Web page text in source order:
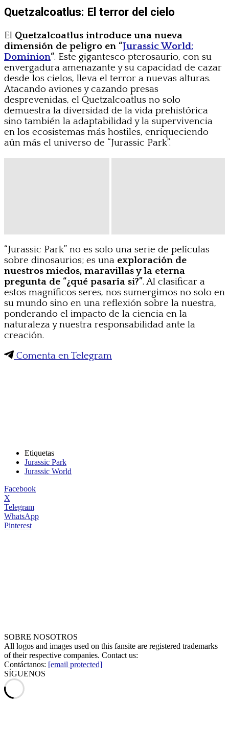
Quetzalcoatlus: El terror del cielo
El Quetzalcoatlus introduce una nueva
dimensión de peligro en “Jurassic World:
Dominion“. Este gigantesco pterosaurio, con su
envergadura amenazante y su capacidad de cazar
desde los cielos, lleva el terror a nuevas alturas.
Atacando aviones y cazando presas
desprevenidas, el Quetzalcoatlus no solo
demuestra la diversidad de la vida prehistórica
sino también la adaptabilidad y la supervivencia
en los ecosistemas más hostiles, enriqueciendo
aún más el universo de “Jurassic Park”.
“Jurassic Park” no es solo una serie de películas
sobre dinosaurios; es una exploración de
nuestros miedos, maravillas y la eterna
pregunta de “¿qué pasaría si?”. Al clasificar a
estos magníficos seres, nos sumergimos no solo en
su mundo sino en una reflexión sobre la nuestra,
ponderando el impacto de la ciencia en la
naturaleza y nuestra responsabilidad ante la
creación.
Comenta en Telegram
Etiquetas
Jurassic Park
Jurassic World
Facebook
X
Telegram
WhatsApp
Pinterest
SOBRE NOSOTROS
All logos and images used on this fansite are registered trademarks
of their respective companies. Contact us:
Contáctanos: [email protected]
SÍGUENOS